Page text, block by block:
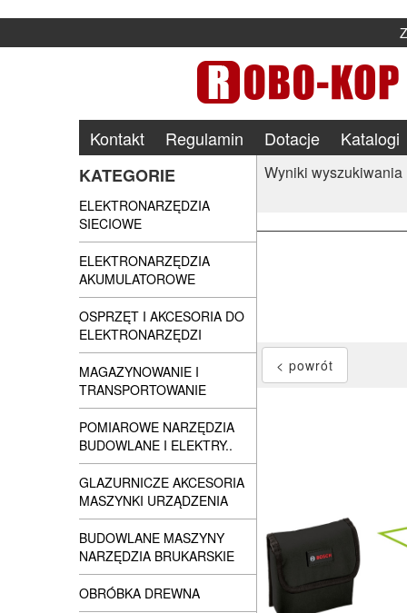
Kontakt Regulamin Dotacje
Katalogi
KATEGORIE
ELEKTRONARZĘDZIA
SIECIOWE
ELEKTRONARZĘDZIA
AKUMULATOROWE
OSPRZĘT I AKCESORIA DO
ELEKTRONARZĘDZI
MAGAZYNOWANIE I
TRANSPORTOWANIE
POMIAROWE NARZĘDZIA
BUDOWLANE I ELEKTRY..
GLAZURNICZE AKCESORIA
MASZYNKI URZĄDZENIA
BUDOWLANE MASZYNY
NARZĘDZIA BRUKARSKIE
OBRÓBKA DREWNA
Wyniki wyszukiwania